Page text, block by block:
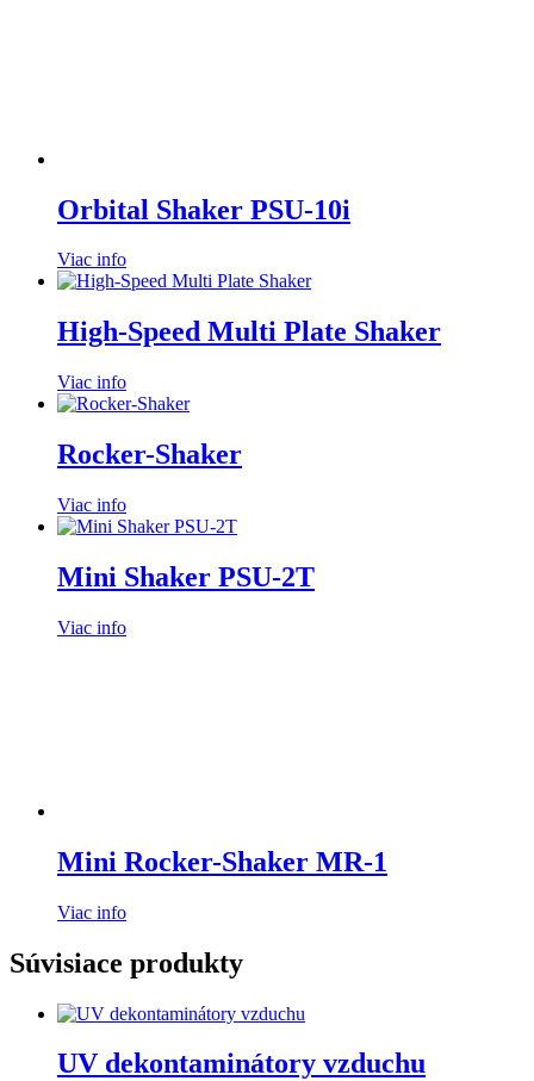
Orbital Shaker PSU-10i
Viac info
High-Speed Multi Plate Shaker
Viac info
Rocker-Shaker
Viac info
Mini Shaker PSU-2T
Viac info
Mini Rocker-Shaker MR-1
Viac info
Súvisiace produkty
UV dekontaminátory vzduchu